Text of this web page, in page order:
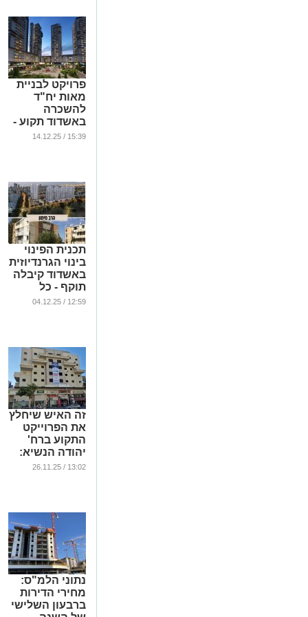
פרויקט לבניית
מאות יח"ד
להשכרה
באשדוד תקוע -
וזו הסיבה
15:39 / 14.12.25
תכנית הפינוי
בינוי הגרנדיוזית
באשדוד קיבלה
תוקף - כל
הפרטים
12:59 / 04.12.25
זה האיש שיחלץ
את הפרוייקט
התקוע ברח'
יהודה הנשיא:
"רואים את
13:02 / 26.11.25
נתוני הלמ"ס:
מחירי הדירות
ברבעון השלישי